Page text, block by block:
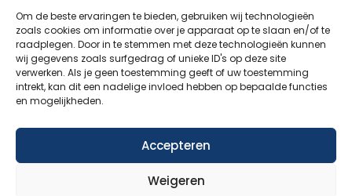
Om de beste ervaringen te bieden, gebruiken wij technologieën
zoals cookies om informatie over je apparaat op te slaan en/of te
raadplegen. Door in te stemmen met deze technologieën kunnen
wij gegevens zoals surfgedrag of unieke ID's op deze site
verwerken. Als je geen toestemming geeft of uw toestemming
intrekt, kan dit een nadelige invloed hebben op bepaalde functies
en mogelijkheden.
Accepteren
Weigeren
Donatie
Contact
Abonneer op onze nieuwsbrief
Aanmelden nieuwsbrief